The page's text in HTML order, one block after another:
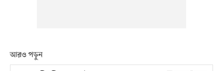
আরও পড়ুন